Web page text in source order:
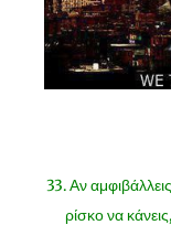
33. Αν
ρίσκο να